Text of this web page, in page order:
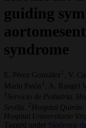
guiding
syndrome
E. Pérez González 1 , V.
Marin Patón
1 , A. Rangel
1 Servicio de Pediatría.
Sevilla.
2 Hospital Quirón.
Hospital Universitario
Tagged under
Síndrome